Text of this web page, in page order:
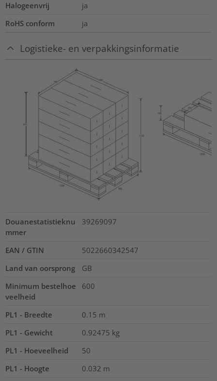
Halogeenvrij
ja
RoHS conform
ja
Logistieke- en verpakkingsinformatie
Douanestatistieknu
mmer
39269097
EAN / GTIN
5022660342547
Land van oorsprong
GB
Minimum bestelhoe
veelheid
600
PL1 - Breedte 0.15 m
PL1 - Gewicht
0.92475 kg
PL1 - Hoeveelheid
50
PL1 - Hoogte
0.032 m